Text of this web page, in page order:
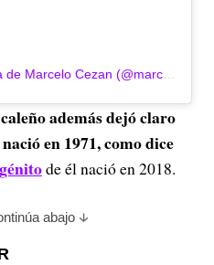
además dejó claro
en 1971, como dice
de él nació en 2018.
abajo